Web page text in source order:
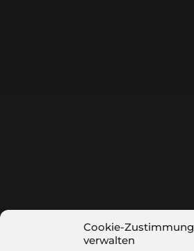
Cookie-Zustimmung
verwalten